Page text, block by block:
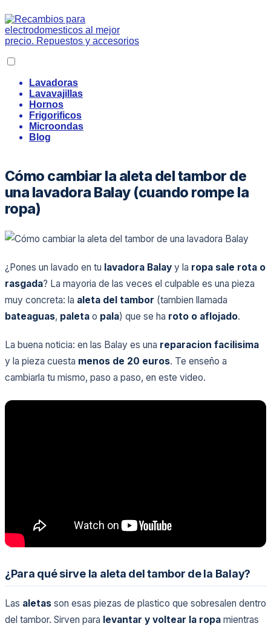
Lavadoras
Lavavajillas
Hornos
Frigorificos
Microondas
Blog
Cómo cambiar la aleta del tambor de
una lavadora Balay (cuando rompe la
ropa)
¿Pones un lavado en tu lavadora Balay y la ropa sale rota o
rasgada? La mayoria de las veces el culpable es una pieza
muy concreta: la aleta del tambor (tambien llamada
bateaguas, paleta o pala) que se ha roto o aflojado.
La buena noticia: en las Balay es una reparacion facilisima
y la pieza cuesta menos de 20 euros. Te enseño a
cambiarla tu mismo, paso a paso, en este video.
¿Para qué sirve la aleta del tambor de la Balay?
Las aletas son esas piezas de plastico que sobresalen dentro
del tambor. Sirven para levantar y voltear la ropa mientras